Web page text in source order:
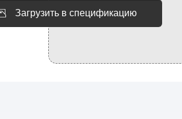
Загрузить в спецификацию